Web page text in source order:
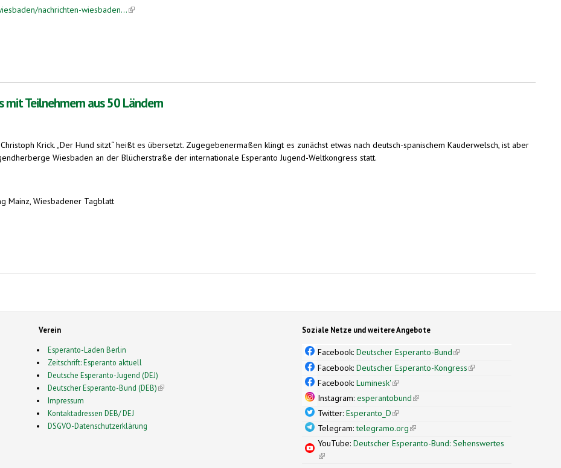
nachrichten-wiesbaden...(link is external)
mit Teilnehmern aus 50 Ländern
Krick. „Der Hund sitzt“ heißt es übersetzt. Zugegebenermaßen klingt es zunächst etwas nach deutsch-spanischem Kauderwelsch, ist aber
Wiesbaden an der Blücherstraße der internationale Esperanto Jugend-Weltkongress statt.
Mainz, Wiesbadener Tagblatt
aus 50 Ländern
Verein
Esperanto-Laden Berlin
Zeitschrift: Esperanto aktuell
Deutsche Esperanto-Jugend (DEJ)
Deutscher Esperanto-Bund (DEB)(link is external)
Impressum
Kontaktadressen DEB/ DEJ
DSGVO-Datenschutzerklärung
Soziale Netze und weitere Angebote
Facebook:Deutscher Esperanto-Bund(link is external)
Facebook:Deutscher Esperanto-Kongress(link is external)
Facebook:Luminesk'(link is external)
Instagram:esperantobund(link is external)
Twitter:Esperanto_D(link is external)
Telegram:telegramo.org(link is external)
YouTube:Deutscher Esperanto-Bund: Sehenswertes
(link is external)